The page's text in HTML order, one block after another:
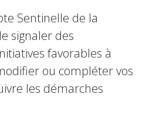
Sentinelle de la
signaler des
favorables à
ou compléter vos
les démarches